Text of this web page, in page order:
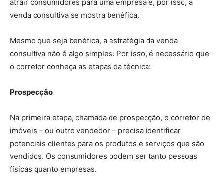
atrair consumidores para uma empresa e, por isso, a
venda consultiva se mostra benéfica.
Mesmo que seja benéfica, a estratégia da venda
consultiva não é algo simples. Por isso, é necessário que
o corretor conheça as etapas da técnica:
Prospecção
Na primeira etapa, chamada de prospecção, o corretor de
imóveis – ou outro vendedor – precisa identificar
potenciais clientes para os produtos e serviços que são
vendidos. Os consumidores podem ser tanto pessoas
físicas quanto empresas.